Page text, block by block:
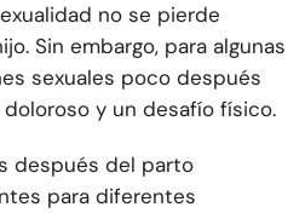
no se pierde
Sin embargo, para algunas
sexuales poco después
y un desafío físico.
después del parto
para diferentes